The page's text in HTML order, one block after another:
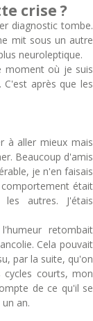
crise ?
diagnostic tombe.
mit sous un autre
neuroleptique.
moment où je suis
C'est après que les
à aller mieux mais
Beaucoup d'amis
je n'en faisais
comportement était
autres. J'étais
retombait
Cela pouvait
par la suite, qu'on
cycles courts, mon
de ce qu'il se
an.